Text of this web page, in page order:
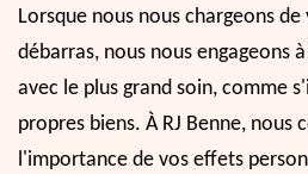
Lorsque nous nous chargeons
débarras, nous nous engageons
avec le plus grand soin, comme
propres biens. À RJ Benne, nous
l'importance de vos effets